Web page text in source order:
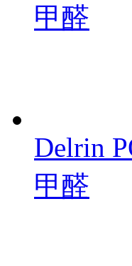
甲醛
Delrin
甲醛